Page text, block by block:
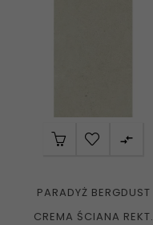

PARADYŻ BERGDUST
CREMA ŚCIANA REKT.